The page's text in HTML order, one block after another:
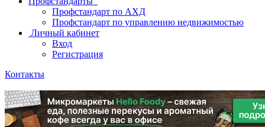
Профстандарт по АХД
Профстандарт по управлению недвижимостью
Личный кабинет
Вход
Регистрация
Контакты